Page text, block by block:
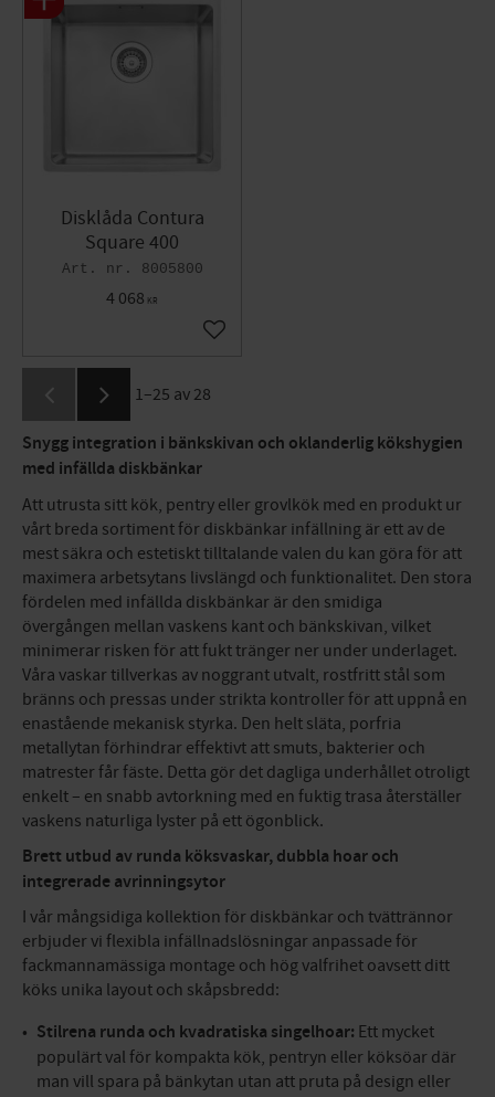
Disklåda Contura
Square 400
8005800
4 068 KR
Lägg till i favoriter
1–25 av 28
Snygg integration i bänkskivan och oklanderlig kökshygien
med infällda diskbänkar
Att utrusta sitt kök, pentry eller grovlkök med en produkt ur
vårt breda sortiment för diskbänkar infällning är ett av de
mest säkra och estetiskt tilltalande valen du kan göra för att
maximera arbetsytans livslängd och funktionalitet. Den stora
fördelen med infällda diskbänkar är den smidiga
övergången mellan vaskens kant och bänkskivan, vilket
minimerar risken för att fukt tränger ner under underlaget.
Våra vaskar tillverkas av noggrant utvalt, rostfritt stål som
bränns och pressas under strikta kontroller för att uppnå en
enastående mekanisk styrka. Den helt släta, porfria
metallytan förhindrar effektivt att smuts, bakterier och
matrester får fäste. Detta gör det dagliga underhållet otroligt
enkelt – en snabb avtorkning med en fuktig trasa återställer
vaskens naturliga lyster på ett ögonblick.
Brett utbud av runda köksvaskar, dubbla hoar och
integrerade avrinningsytor
I vår mångsidiga kollektion för diskbänkar och tvättrännor
erbjuder vi flexibla infällnadslösningar anpassade för
fackmannamässiga montage och hög valfrihet oavsett ditt
köks unika layout och skåpsbredd:
Stilrena runda och kvadratiska singelhoar: Ett mycket
populärt val för kompakta kök, pentryn eller köksöar där
man vill spara på bänkytan utan att pruta på design eller